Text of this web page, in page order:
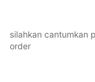
silahkan cantumkan
order